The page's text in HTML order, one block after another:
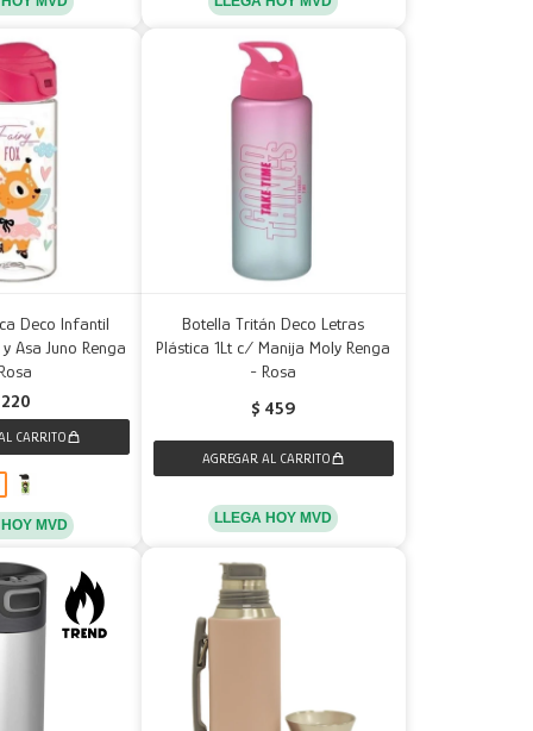
Deco Infantil
Asa Juno Renga
220
MVD
Botella Tritán Deco Letras
Plástica 1Lt c/ Manija Moly Renga
- Rosa
$ 459
LLEGA HOY MVD